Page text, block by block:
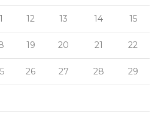
12 13 14 15
19 20 21 22
26 27 28 29